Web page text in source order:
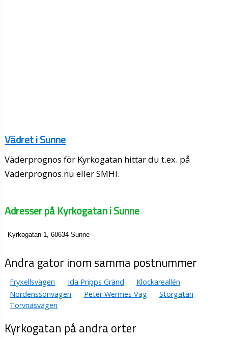
Vädret i Sunne
Väderprognos för Kyrkogatan hittar du t.ex. på
Väderprognos.nu eller SMHI.
Adresser på Kyrkogatan i Sunne
Kyrkogatan 1, 68634 Sunne
Andra gator inom samma postnummer
Fryxellsvägen Ida Pripps Gränd
Klockareallén
Nordenssonvägen
Peter Wermes Väg
Storgatan
Torvnäsvägen
Kyrkogatan på andra orter